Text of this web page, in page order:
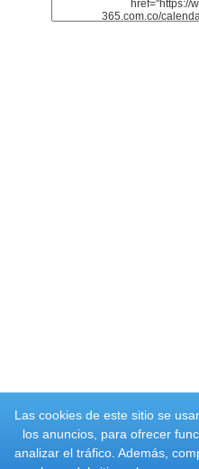
Las cookies de este sitio se
los anuncios, para ofrecer
analizar el tráfico. Además,